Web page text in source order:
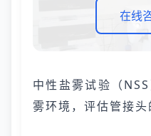
在线
中性盐雾试验（
雾环境，评估管接头